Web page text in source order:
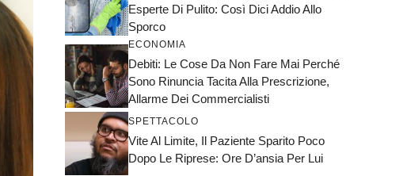
Esperte Di Pulito: Così Dici Addio Allo
Sporco
ECONOMIA
Debiti: Le Cose Da Non Fare Mai Perché
Sono Rinuncia Tacita Alla Prescrizione,
Allarme Dei Commercialisti
SPETTACOLO
Vite Al Limite, Il Paziente Sparito Poco
Dopo Le Riprese: Ore D’ansia Per Lui